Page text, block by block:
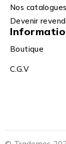
Nos catalogues
Devenir
Boutique
C.G.V